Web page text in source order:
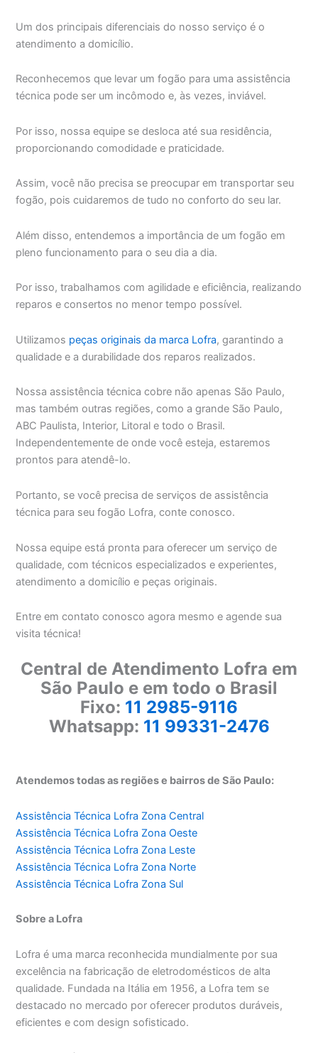
Um dos principais diferenciais do nosso serviço é o
atendimento a domicílio.
Reconhecemos que levar um fogão para uma assistência
técnica pode ser um incômodo e, às vezes, inviável.
Por isso, nossa equipe se desloca até sua residência,
proporcionando comodidade e praticidade.
Assim, você não precisa se preocupar em transportar seu
fogão, pois cuidaremos de tudo no conforto do seu lar.
Além disso, entendemos a importância de um fogão em
pleno funcionamento para o seu dia a dia.
Por isso, trabalhamos com agilidade e eficiência, realizando
reparos e consertos no menor tempo possível.
Utilizamos peças originais da marca Lofra, garantindo a
qualidade e a durabilidade dos reparos realizados.
Nossa assistência técnica cobre não apenas São Paulo,
mas também outras regiões, como a grande São Paulo,
ABC Paulista, Interior, Litoral e todo o Brasil.
Independentemente de onde você esteja, estaremos
prontos para atendê-lo.
Portanto, se você precisa de serviços de assistência
técnica para seu fogão Lofra, conte conosco.
Nossa equipe está pronta para oferecer um serviço de
qualidade, com técnicos especializados e experientes,
atendimento a domicílio e peças originais.
Entre em contato conosco agora mesmo e agende sua
visita técnica!
Central de Atendimento Lofra em
São Paulo e em todo o Brasil
Fixo: 11 2985-9116
Whatsapp: 11 99331-2476
Atendemos todas as regiões e bairros de São Paulo:
Assistência Técnica Lofra Zona Central
Assistência Técnica Lofra Zona Oeste
Assistência Técnica Lofra Zona Leste
Assistência Técnica Lofra Zona Norte
Assistência Técnica Lofra Zona Sul
Sobre a Lofra
Lofra é uma marca reconhecida mundialmente por sua
excelência na fabricação de eletrodomésticos de alta
qualidade. Fundada na Itália em 1956, a Lofra tem se
destacado no mercado por oferecer produtos duráveis,
eficientes e com design sofisticado.